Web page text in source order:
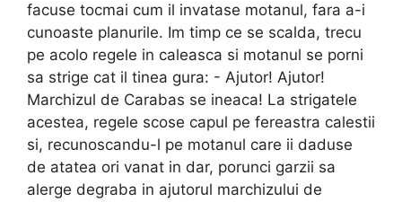
facuse tocmai cum il invatase motanul, fara a-i
cunoaste planurile. Im timp ce se scalda, trecu
pe acolo regele in caleasca si motanul se porni
sa strige cat il tinea gura: - Ajutor! Ajutor!
Marchizul de Carabas se ineaca! La strigatele
acestea, regele scose capul pe fereastra calestii
si, recunoscandu-l pe motanul care ii daduse
de atatea ori vanat in dar, porunci garzii sa
alerge degraba in ajutorul marchizului de